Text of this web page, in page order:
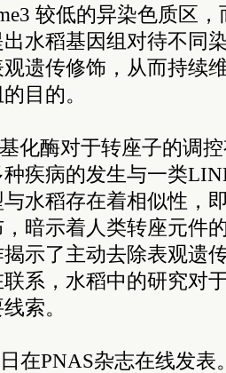
较低的异染色质区，
水稻基因组对待不同
遗传修饰，从而持续
目的。
化酶对于转座子的调
疾病的发生与一类
水稻存在着相似性，
暗示着人类转座元件
示了主动去除表观遗
系，水稻中的研究对
索。
在PNAS杂志在线发